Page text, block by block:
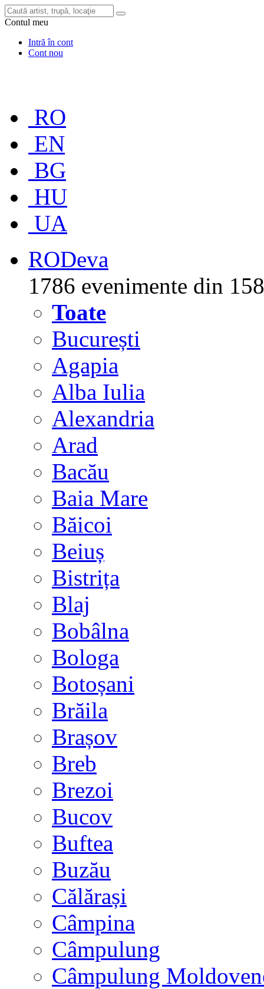
Contul meu
Intră în cont
Cont nou
RO
EN
BG
HU
UA
RODeva
1786 evenimente din
Toate
București
Agapia
Alba Iulia
Alexandria
Arad
Bacău
Baia Mare
Băicoi
Beiuș
Bistrița
Blaj
Bobâlna
Bologa
Botoșani
Brăila
Brașov
Breb
Brezoi
Bucov
Buftea
Buzău
Călărași
Câmpina
Câmpulung
Câmpulung